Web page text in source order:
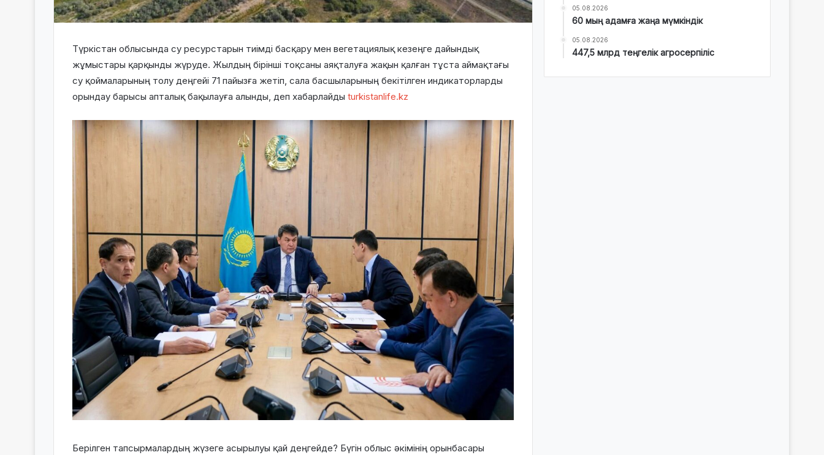
Түркістан облысында су ресурстарын тиімді басқару мен вегетациялық кезеңге дайындық
жұмыстары қарқынды жүруде. Жылдың бірінші тоқсаны аяқталуға жақын қалған тұста аймақтағы
су қоймаларының толу деңгейі 71 пайызға жетіп, сала басшыларының бекітілген индикаторларды
орындау барысы апталық бақылауға алынды, деп хабарлайды turkistanlife.kz
Берілген тапсырмалардың жүзеге асырылуы қай деңгейде? Бүгін облыс әкімінің орынбасары
05.08.2026
60 мың адамға жаңа мүмкіндік
05.08.2026
447,5 млрд теңгелік агросерпіліс